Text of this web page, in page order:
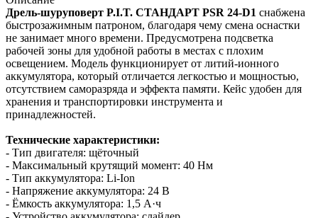
Дрель-шуруповерт P.I.T. СТАНДАРТ PSR 24-D1 снабжена
быстрозажимным патроном, благодаря чему смена оснастки
не занимает много времени. Предусмотрена подсветка
рабочей зоны для удобной работы в местах с плохим
освещением. Модель функционирует от литий-ионного
аккумулятора, который отличается легкостью и мощностью,
отсутствием саморазряда и эффекта памяти. Кейс удобен для
хранения и транспортировки инструмента и
принадлежностей.
Технические характеристики:
- Тип двигателя: щёточный
- Максимальный крутящий момент: 40 Нм
- Тип аккумулятора: Li‑Ion
- Напряжение аккумулятора: 24 В
- Ёмкость аккумулятора: 1,5 А·ч